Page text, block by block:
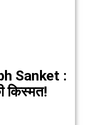
Sanket :
किस्मत!